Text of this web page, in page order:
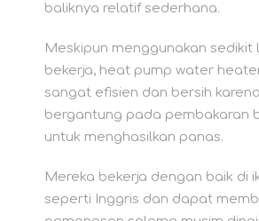
baliknya relatif sederhana.
Meskipun menggunakan sedikit
bekerja, heat pump water
sangat efisien dan bersih
bergantung pada pembakaran
untuk menghasilkan panas.
Mereka bekerja dengan baik di
seperti Inggris dan dapat